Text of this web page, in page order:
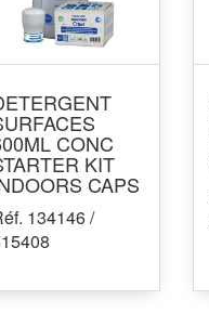
CONC
KIT
CAPS
134146 /